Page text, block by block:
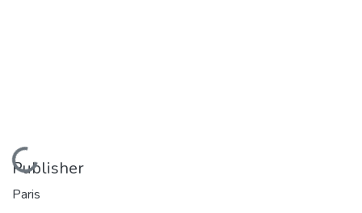
Loading...
Publisher
Paris